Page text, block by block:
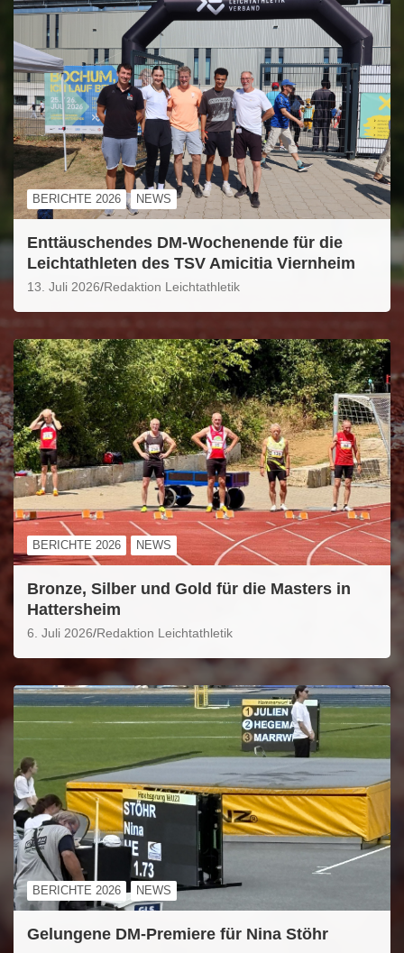
BERICHTE 2026 NEWS
Enttäuschendes DM-Wochenende für die
Leichtathleten des TSV Amicitia Viernheim
13. Juli 2026 Redaktion Leichtathletik
BERICHTE 2026 NEWS
Bronze, Silber und Gold für die Masters in
Hattersheim
6. Juli 2026 Redaktion Leichtathletik
BERICHTE 2026 NEWS
Gelungene DM-Premiere für Nina Stöhr